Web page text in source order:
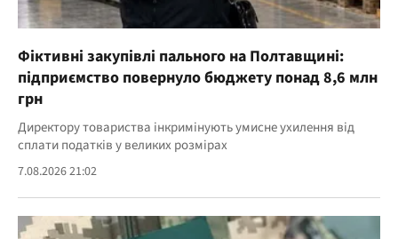
Фіктивні закупівлі пального на Полтавщині:
підприємство повернуло бюджету понад 8,6 млн
грн
Директору товариства інкримінують умисне ухилення від
сплати податків у великих розмірах
7.08.2026 21:02